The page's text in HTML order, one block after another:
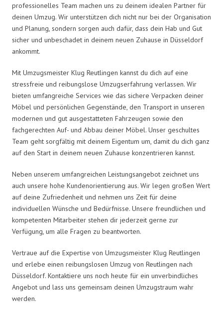
professionelles Team machen uns zu deinem idealen Partner für
deinen Umzug. Wir unterstützen dich nicht nur bei der Organisation
und Planung, sondern sorgen auch dafür, dass dein Hab und Gut
sicher und unbeschadet in deinem neuen Zuhause in Düsseldorf
ankommt.
Mit Umzugsmeister Klug Reutlingen kannst du dich auf eine
stressfreie und reibungslose Umzugserfahrung verlassen. Wir
bieten umfangreiche Services wie das sichere Verpacken deiner
Möbel und persönlichen Gegenstände, den Transport in unseren
modernen und gut ausgestatteten Fahrzeugen sowie den
fachgerechten Auf- und Abbau deiner Möbel. Unser geschultes
Team geht sorgfältig mit deinem Eigentum um, damit du dich ganz
auf den Start in deinem neuen Zuhause konzentrieren kannst.
Neben unserem umfangreichen Leistungsangebot zeichnet uns
auch unsere hohe Kundenorientierung aus. Wir legen großen Wert
auf deine Zufriedenheit und nehmen uns Zeit für deine
individuellen Wünsche und Bedürfnisse. Unsere freundlichen und
kompetenten Mitarbeiter stehen dir jederzeit gerne zur
Verfügung, um alle Fragen zu beantworten.
Vertraue auf die Expertise von Umzugsmeister Klug Reutlingen
und erlebe einen reibungslosen Umzug von Reutlingen nach
Düsseldorf. Kontaktiere uns noch heute für ein unverbindliches
Angebot und lass uns gemeinsam deinen Umzugstraum wahr
werden.